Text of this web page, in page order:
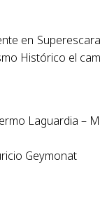
en
Histórico el
Laguardia –
Geymonat